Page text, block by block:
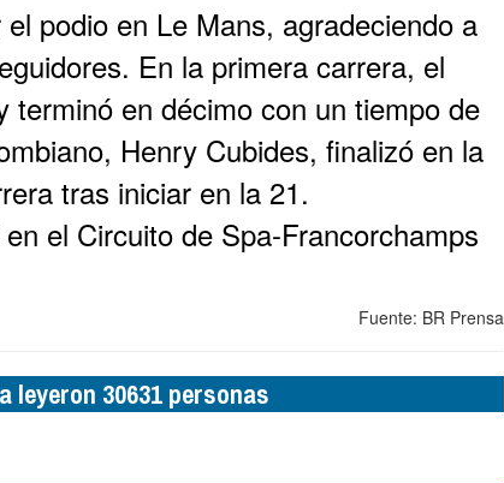
podio en Le Mans, agradeciendo a
En la primera carrera, el
terminó en décimo con un tiempo de
Henry Cubides, finalizó en la
tras iniciar en la 21.
el Circuito de Spa-Francorchamps
Fuente: BR Prensa
leyeron 30631 personas